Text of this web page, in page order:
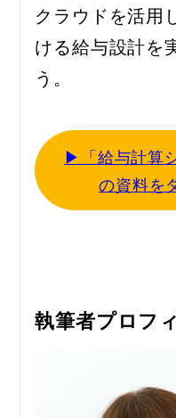
クラウドを活用
ける給与設計を
う。
▶︎「給与計算
の資料を
執筆者プロフ